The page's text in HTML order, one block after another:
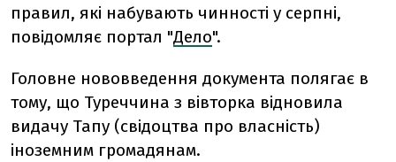
правил, які набувають чинності у серпні,
повідомляє портал "Дело".
Головне нововведення документа полягає в
тому, що Туреччина з вівторка відновила
видачу Тапу (свідоцтва про власність)
іноземним громадянам.